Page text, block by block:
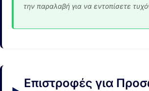
την παραλαβή για να εντοπίσετε
Επιστροφές για